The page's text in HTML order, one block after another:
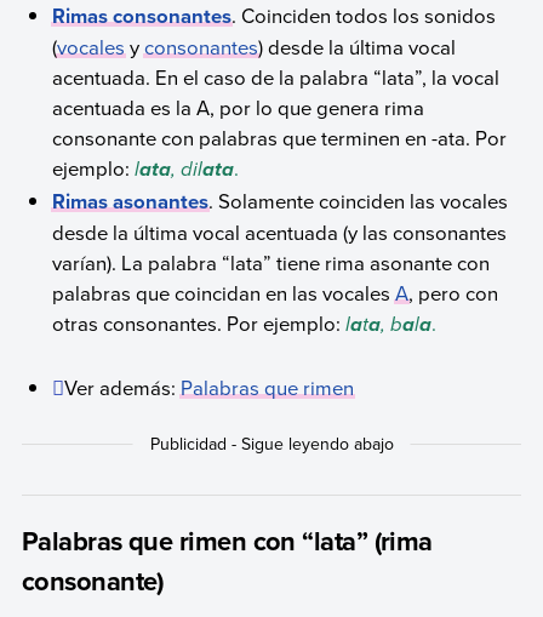
Rimas consonantes. Coinciden todos los sonidos
(vocalesyconsonantes) desde la última vocal
acentuada. En el caso de la palabra “lata”, la vocal
acentuada es la A, por lo que genera rima
consonante con palabras que terminen en -ata. Por
ejemplo: lata, dilata.
Rimas asonantes. Solamente coinciden las vocales
desde la última vocal acentuada (y las consonantes
varían). La palabra “lata” tiene rima asonante con
palabras que coincidan en las vocalesA, pero con
otras consonantes. Por ejemplo:lata, bala.
Ver además:Palabras que rimen
Palabras que rimen con “lata” (rima
consonante)